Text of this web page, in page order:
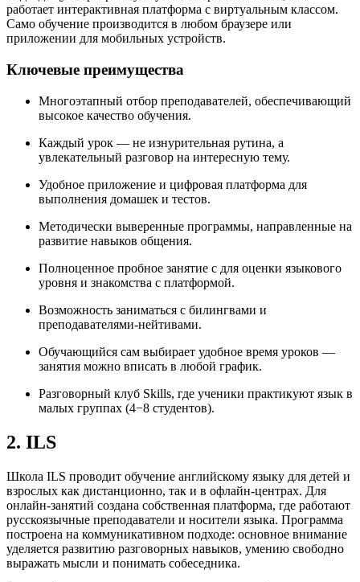
работает интерактивная платформа с виртуальным классом.
Само обучение производится в любом браузере или
приложении для мобильных устройств.
Ключевые преимущества
Многоэтапный отбор преподавателей, обеспечивающий
высокое качество обучения.
Каждый урок — не изнурительная рутина, а
увлекательный разговор на интересную тему.
Удобное приложение и цифровая платформа для
выполнения домашек и тестов.
Методически выверенные программы, направленные на
развитие навыков общения.
Полноценное пробное занятие с для оценки языкового
уровня и знакомства с платформой.
Возможность заниматься с билингвами и
преподавателями-нейтивами.
Обучающийся сам выбирает удобное время уроков —
занятия можно вписать в любой график.
Разговорный клуб Skills, где ученики практикуют язык в
малых группах (4−8 студентов).
2. ILS
Школа ILS проводит обучение английскому языку для детей и
взрослых как дистанционно, так и в офлайн-центрах. Для
онлайн-занятий создана собственная платформа, где работают
русскоязычные преподаватели и носители языка. Программа
построена на коммуникативном подходе: основное внимание
уделяется развитию разговорных навыков, умению свободно
выражать мысли и понимать собеседника.